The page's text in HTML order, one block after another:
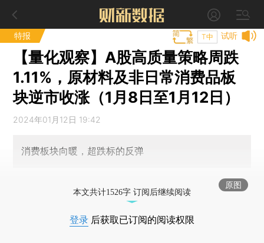
特报 试听
T中
【量化观察】A股高质量策略周跌
1.11%，原材料及非日常消费品板
块逆市收涨（1月8日至1月12日）
2024年01月12日 19:42
消费板块向暖，超跌标的反弹
原图
本文共计1526字 订阅后继续阅读
登录 后获取已订阅的阅读权限